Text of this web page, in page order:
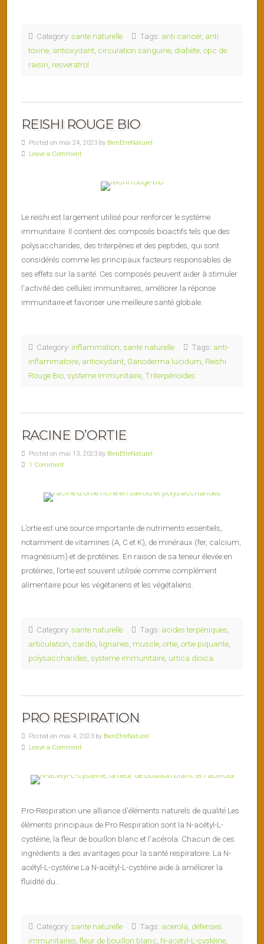
Category: sante naturelle Tags: anti cancer, anti
toxine antioxydant circulation sanguine diabète opc de
raisin resveratrol
REISHI ROUGE BIO
Posted on mai 24, 2023 by BienEtreNaturel
Leave a Comment
Le reishi est largement utilisé pour renforcer le système
immunitaire. Il contient des composés bioactifs tels que des
polysaccharides, des triterpènes et des peptides, qui sont
considérés comme les principaux facteurs responsables de
ses effets sur la santé. Ces composés peuvent aider à stimuler
l’activité des cellules immunitaires, améliorer la réponse
immunitaire et favoriser une meilleure santé globale.
Category: inflammation sante naturelle Tags: anti-
inflammatoire antioxydant Ganoderma lucidum Reishi
Rouge Bio systeme immunitaire Triterpénoïdes
RACINE D’ORTIE
Posted on mai 13, 2023 by BienEtreNaturel
1 Comment
L’ortie est une source importante de nutriments essentiels,
notamment de vitamines (A, C et K), de minéraux (fer, calcium,
magnésium) et de protéines. En raison de sa teneur élevée en
protéines, l’ortie est souvent utilisée comme complément
alimentaire pour les végétariens et les végétaliens.
Category: sante naturelle Tags: acides terpéniques
articulation cardio lignanes muscle ortie ortie piquante
polysaccharides systeme immunitaire urtica dioica
PRO RESPIRATION
Posted on mai 4, 2023 by BienEtreNaturel
Leave a Comment
Pro-Respiration une alliance d’éléments naturels de qualité Les
éléments principaux de Pro Respiration sont la N-acétyl-L-
cystéine, la fleur de bouillon blanc et l’acérola. Chacun de ces
ingrédients a des avantages pour la santé respiratoire. La N-
acétyl-L-cystéine La N-acétyl-L-cystéine aide à améliorer la
fluidité du…
Category: sante naturelle Tags: acerola défenses
immunitaires fleur de bouillon blanc N-acétyl-L-cystéine